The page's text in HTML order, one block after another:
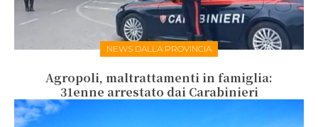
NEWS DALLA PROVINCIA
Agropoli, maltrattamenti in famiglia:
31enne arrestato dai Carabinieri